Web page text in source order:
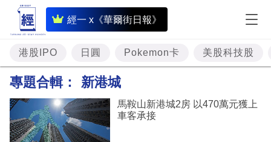
經一 x《華爾街日報》
即
時
財
經
題
投
港股IPO 日圓 Pokemon卡 美股科技股
專題合輯： 新港城
馬鞍山新港城2房 以470萬元獲上
車客承接